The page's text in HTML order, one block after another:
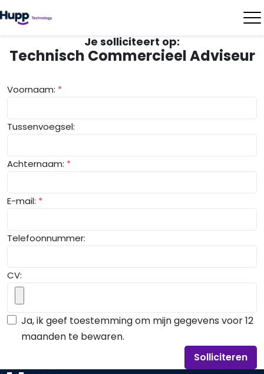
Je solliciteert op:
Technisch Commercieel Adviseur
Voornaam: *
Tussenvoegsel:
Achternaam: *
E-mail: *
Telefoonnummer:
CV:
Ja, ik geef toestemming om mijn gegevens voor 12
maanden te bewaren.
Solliciteren